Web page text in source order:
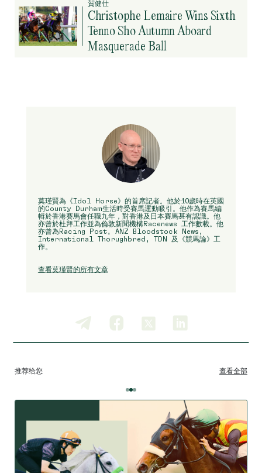
賀健仕
Christophe Lemaire Wins Sixth
Tenno Sho Autumn Aboard
Masquerade Ball
莫瑾賢為《Idol Horse》的首席記者。他於10歲時在英國
的County Durham生活時受賽馬運動吸引。他作為賽馬編
輯於香港賽馬會任職九年，對香港及日本賽馬甚有認識。他
亦曾於杜拜工作並為倫敦新聞機構Racenews 工作數載。他
亦曾為Racing Post, ANZ Bloodstock News,
International Thorughbred, TDN 及《競馬論》工
作。
查看莫瑾賢的所有文章
推荐给您 查看全部